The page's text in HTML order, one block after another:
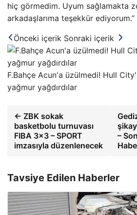
hiç görmedim. Uyum sağlamakta
arkadaşlarıma teşekkür ediyorum.”
Önceki içerik Sonraki içerik
F.Bahçe Acun'a üzülmedi! Hull
yağmur yağdırdılar
← ZBK sokak
basketbolu turnuvası
FIBA ​​3×3 – SPORT
imzasıyla düzenlenecek
–
Tavsiye Edilen Haberler